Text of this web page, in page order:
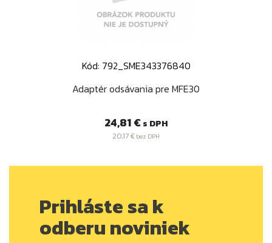
Kód: 792_SME343376840
Adaptér odsávania pre MFE30
Cena
24,81 € s DPH
20,17 € bez DPH
Prihláste sa k
odberu noviniek